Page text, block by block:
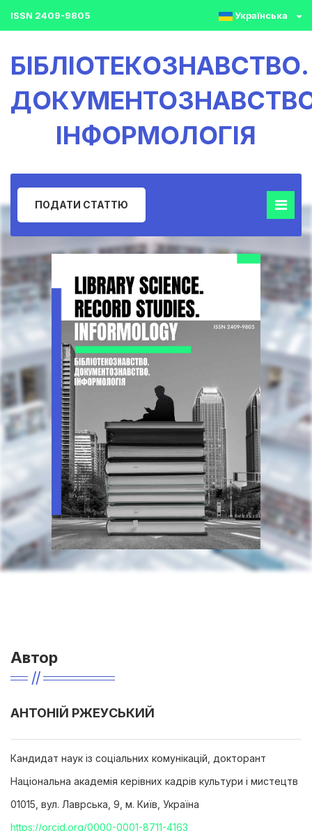
ISSN 2409-9805 Українська
БІБЛІОТЕКОЗНАВСТВО.
ІНФОРМОЛОГІЯ
ПОДАТИ СТАТТЮ
Автор
АНТОНІЙ РЖЕУСЬКИЙ
Кандидат наук із соціальних комунікацій, докторант
Національна академія керівних кадрів культури і мистецтв
01015, вул. Лаврська, 9, м. Київ, Україна
https://orcid.org/0000-0001-8711-4163